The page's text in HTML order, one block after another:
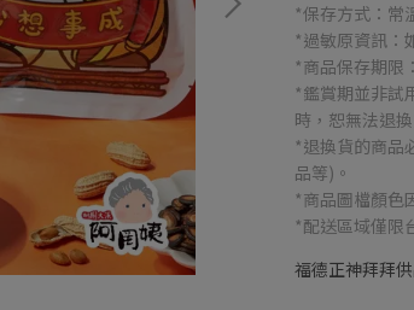
*保存方式：常
*過敏原資訊：
*商品保存期限
*鑑賞期並非試
時，恕無法退換
*退換貨的商品
品等)。
*商品圖檔顏色
*配送區域僅限
福德正神拜拜